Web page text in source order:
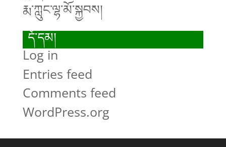
རྨ་ཀླུང་ལྷ་མོ་སྐྱབས།
དོ་དམ།
Log in
Entries feed
Comments feed
WordPress.org